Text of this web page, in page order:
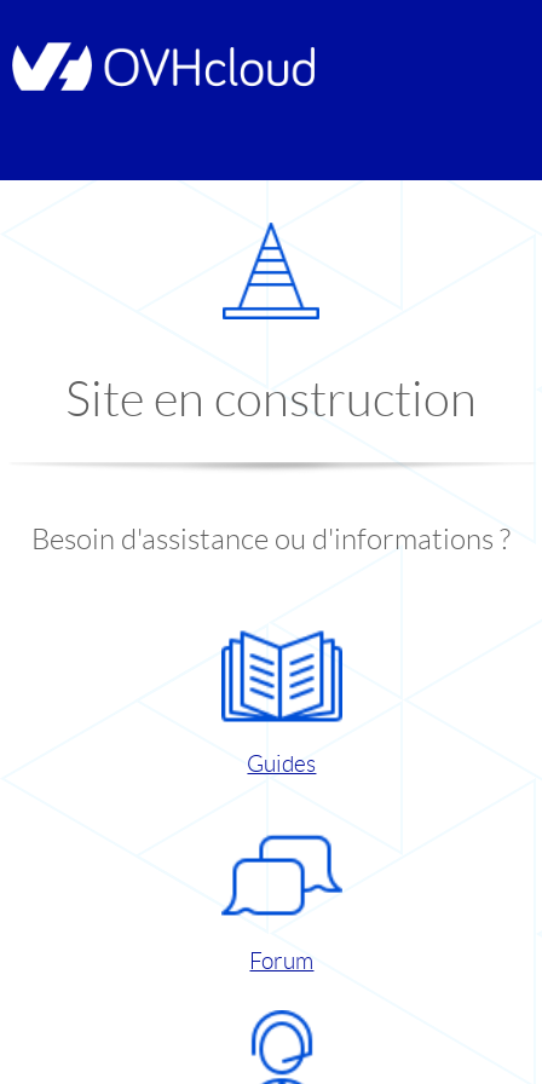
Site en construction
Besoin d'assistance ou d'informations ?
Guides
Forum